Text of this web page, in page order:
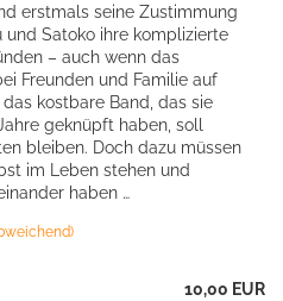
erstmals seine Zustimmung
Satoko ihre komplizierte
– auch wenn das
Freunden und Familie auf
kostbare Band, das sie
geknüpft haben, soll
bleiben. Doch dazu müssen
im Leben stehen und
haben …
10,00 EUR